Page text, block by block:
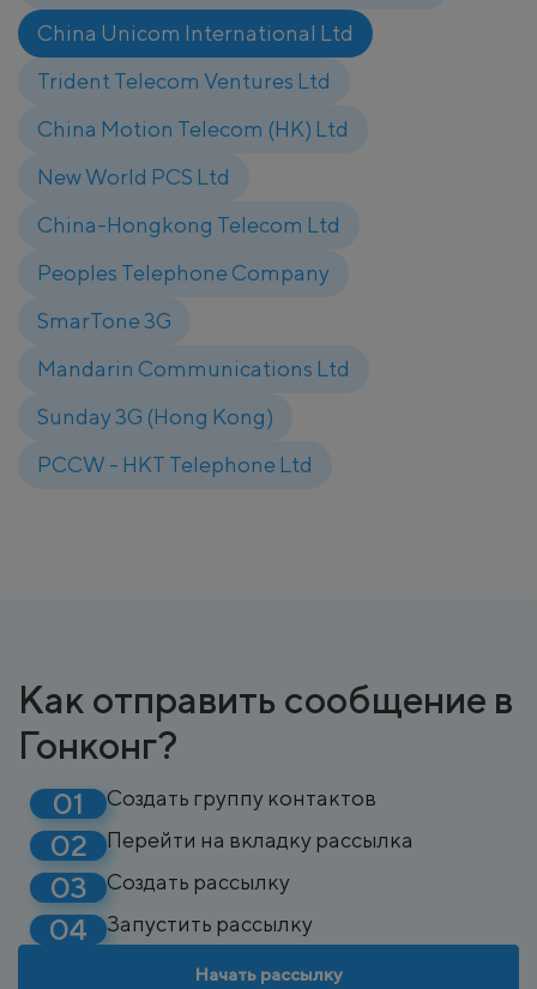
China Unicom International Ltd
Trident Telecom Ventures Ltd
China Motion Telecom (HK) Ltd
New World PCS Ltd
China-Hongkong Telecom Ltd
Peoples Telephone Company
SmarTone 3G
Mandarin Communications Ltd
Sunday 3G (Hong Kong)
PCCW - HKT Telephone Ltd
Как отправить сообщение в
Гонконг?
Создать группу контактов
Перейти на вкладку рассылка
Создать рассылку
Запустить рассылку
Начать рассылку